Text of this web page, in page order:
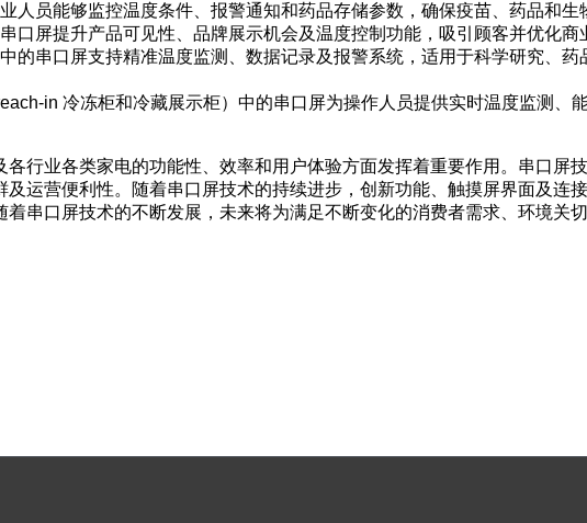
人员能够监控温度条件、报警通知和药品存储参数，确保疫苗、药品和生
口屏提升产品可见性、品牌展示机会及温度控制功能，吸引顾客并优化商
的串口屏支持精准温度监测、数据记录及报警系统，适用于科学研究、
in 冷冻柜和冷藏展示柜）中的串口屏为操作人员提供实时温度监测、
行业各类家电的功能性、效率和用户体验方面发挥着重要作用。串口屏
运营便利性。随着串口屏技术的持续进步，创新功能、触摸屏界面及连
串口屏技术的不断发展，未来将为满足不断变化的消费者需求、环境关